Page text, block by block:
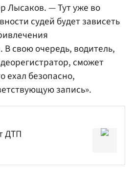
Лысаков. — Тут уже во
судей будет зависеть
В свою очередь, водитель,
сможет
ехал безопасно,
запись».
ДТП